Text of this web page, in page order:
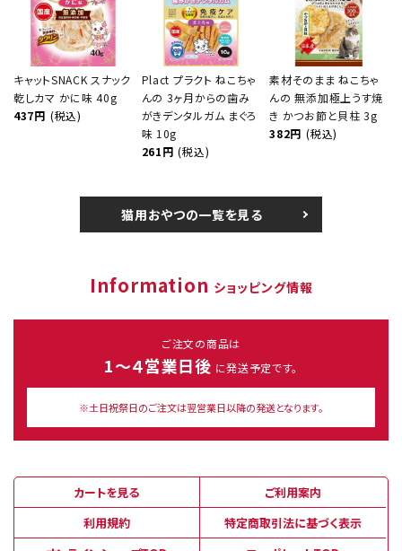
キャットSNACK スナック
乾しカマ かに味 40g
437円 (税込)
Plact プラクト ねこちゃ
んの 3ヶ月からの歯み
がきデンタルガム まぐろ
味 10g
261円 (税込)
素材そのまま ねこちゃ
んの 無添加極上うす焼
き かつお節と貝柱 3g
382円 (税込)
猫用おやつの一覧を見る
Information ショッピング情報
ご注文の商品は
1～４営業日後 に発送予定です。
※土日祝祭日のご注文は翌営業日以降の発送となります。
カートを見る
ご利用案内
利用規約
特定商取引法に基づく表示